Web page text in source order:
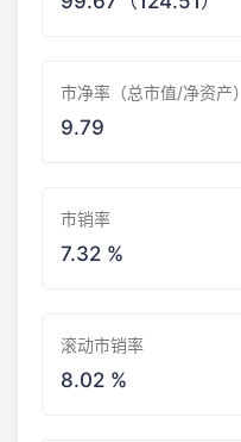
市净率（总市值/净资产）
9.79
市销率
7.32 %
滚动市销率
8.02 %